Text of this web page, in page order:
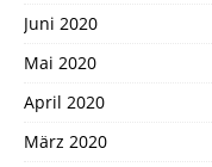
Juni 2020
Mai 2020
April 2020
März 2020